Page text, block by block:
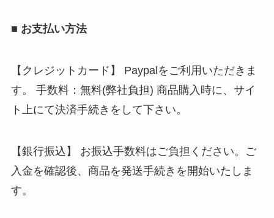
■ お支払い方法
【クレジットカード】 Paypalをご利用いただきま
す。 手数料：無料(弊社負担) 商品購入時に、サイ
ト上にて決済手続きをして下さい。
【銀行振込】 お振込手数料はご負担ください。ご
入金を確認後、商品を発送手続きを開始いたしま
す。